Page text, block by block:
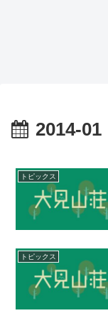
2014-01
トピックス
トピックス